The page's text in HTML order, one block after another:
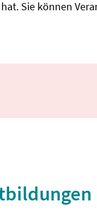
Sie können